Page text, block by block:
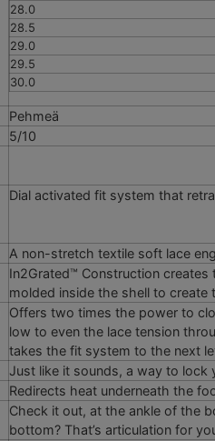
28.0
28.5
29.0
29.5
30.0
Pehmeä
5/10
Dial activated fit system that
A non-stretch textile soft lace
In2Grated™ Construction
molded inside the shell to create
Offers two times the power to
low to even the lace tension
takes the fit system to the next
Just like it sounds, a way to lock
Redirects heat underneath the
Check it out, at the ankle of the
bottom? That’s articulation for